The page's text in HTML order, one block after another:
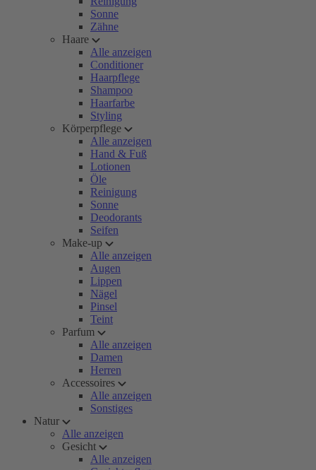
Sonne
Zähne
Haare
Alle anzeigen
Conditioner
Haarpflege
Shampoo
Haarfarbe
Styling
Körperpflege
Alle anzeigen
Hand & Fuß
Lotionen
Öle
Reinigung
Sonne
Deodorants
Seifen
Make-up
Alle anzeigen
Augen
Lippen
Nägel
Pinsel
Teint
Parfum
Alle anzeigen
Damen
Herren
Accessoires
Alle anzeigen
Sonstiges
Natur
Alle anzeigen
Gesicht
Alle anzeigen